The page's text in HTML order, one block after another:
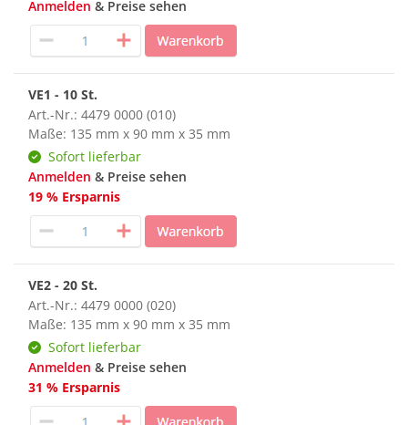
Anmelden & Preise sehen
VE1 - 10 St.
Art.-Nr.: 4479 0000 (010)
Maße: 135 mm x 90 mm x 35 mm
Sofort lieferbar
Anmelden & Preise sehen
19 % Ersparnis
VE2 - 20 St.
Art.-Nr.: 4479 0000 (020)
Maße: 135 mm x 90 mm x 35 mm
Sofort lieferbar
Anmelden & Preise sehen
31 % Ersparnis